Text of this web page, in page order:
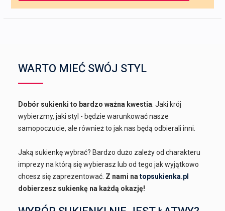
WARTO MIEĆ SWÓJ STYL
Dobór sukienki to bardzo ważna kwestia . Jaki krój
wybierzmy, jaki styl - będzie warunkować nasze
samopoczucie, ale również to jak nas będą odbierali inni.
Jaką sukienkę wybrać? Bardzo dużo zależy od charakteru
imprezy na którą się wybierasz lub od tego jak wyjątkowo
chcesz się zaprezentować. Z nami natopsukienka.pl
dobierzesz sukienkę na każdą okazję!